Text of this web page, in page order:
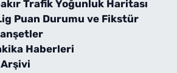
Trafik Yoğunluk Haritası
Puan Durumu ve Fikstür
Haberleri